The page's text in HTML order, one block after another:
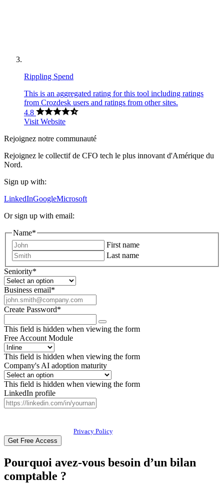
Rippling Spend
This is an aggregated rating for this tool including ratings
from Crozdesk users and ratings from other sites.
4.8
Visit Website
Rejoignez notre communauté
Rejoignez le collectif de CFO tech le plus innovant d'Amérique du
Nord.
Sign up with:
LinkedInGoogleMicrosoft
Or sign up with email:
Name*
First name
Last name
Seniority*
Business email*
Create Password*
This field is hidden when viewing the form
Free Account Module
This field is hidden when viewing the form
Company's AI adoption maturity
This field is hidden when viewing the form
LinkedIn profile
Privacy Policy.
Pourquoi avez-vous besoin d’un bilan
comptable ?